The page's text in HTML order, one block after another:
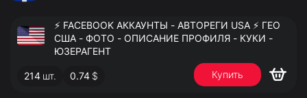
⚡️ FACEBOOK АККАУНТЫ - АВТОРЕГИ USA ⚡️ ГЕО
США - ФОТО - ОПИСАНИЕ ПРОФИЛЯ - КУКИ -
ЮЗЕРАГЕНТ
214 шт. 0.74 $ Купить